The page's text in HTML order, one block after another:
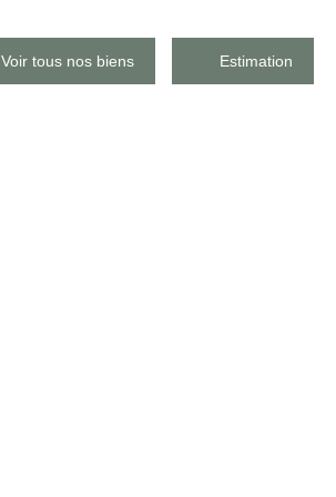
Voir tous nos biens Estimation